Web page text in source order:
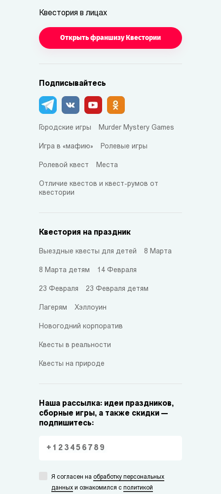
Квестория в лицах
Открыть франшизу Квестории
Подписывайтесь
Городские игры Murder Mystery Games
Игра в «мафию» Ролевые игры
Ролевой квест Места
Отличие квестов и квест-румов от
квестории
Квестория на праздник
Выездные квесты для детей 8 Марта
8 Марта детям 14 Февраля
23 Февраля 23 Февраля детям
Лагерям Хэллоуин
Новогодний корпоратив
Квесты в реальности
Квесты на природе
Наша рассылка: идеи праздников,
сборные игры, а также скидки —
подпишитесь:
Я согласен на обработку персональных
данных и ознакомился с политикой